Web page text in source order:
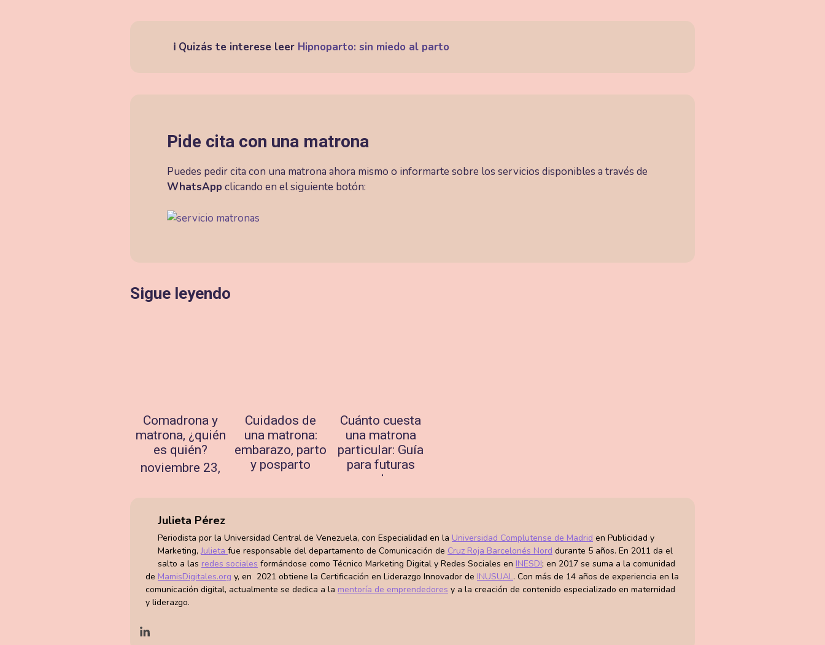
ℹ️ Quizás te interese leer Hipnoparto: sin miedo al parto
Pide cita con una matrona
Puedes pedir cita con una matrona ahora mismo o informarte sobre los servicios disponibles a través de
WhatsApp clicando en el siguiente botón:
Sigue leyendo
Comadrona y
matrona, ¿quién
es quién?
noviembre 23,
Cuidados de
una matrona:
embarazo, parto
y posparto
Cuánto cuesta
una matrona
particular: Guía
para futuras
madres
Julieta Pérez
Periodista por la Universidad Central de Venezuela, con Especialidad en la Universidad Complutense de Madrid en Publicidad y
Marketing,Julieta fue responsable del departamento de Comunicación de Cruz Roja Barcelonés Nord durante 5 años. En 2011 da el
salto a las redes sociales formándose como Técnico Marketing Digital y Redes Sociales en INESDI; en 2017 se suma a la comunidad
de MamisDigitales.org y, en 2021 obtiene la Certificación en Liderazgo Innovador de INUSUAL. Con más de 14 años de experiencia en la
comunicación digital, actualmente se dedica a la mentoría de emprendedores y a la creación de contenido especializado en maternidad
y liderazgo.